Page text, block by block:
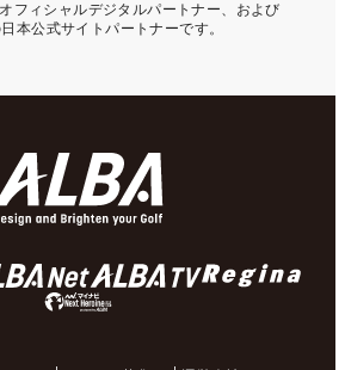
フィシャルデジタルパートナー、および
本公式サイトパートナーです。